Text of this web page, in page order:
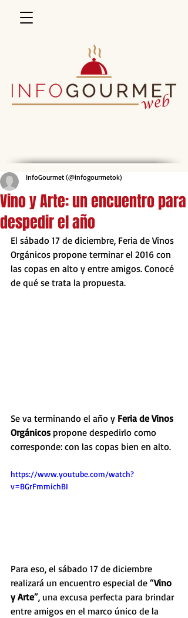
Vino y Arte: un encuentro para
despedir el año
InfoGourmet (@infogourmetok)
El sábado 17 de diciembre, Feria de Vinos
Orgánicos propone terminar el 2016 con
las copas en alto y entre amigos. Conocé
de qué se trata la propuesta.
Se va terminando el año y Feria de Vinos
Orgánicos propone despedirlo como
corresponde: con las copas bien en alto.
https://www.youtube.com/watch?
v=BGrFmmichBI
Para eso, el sábado 17 de diciembre
realizará un encuentro especial de “Vino
y Arte”, una excusa perfecta para brindar
entre amigos en el marco único de la